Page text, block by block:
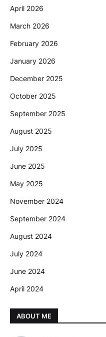
April 2026
March 2026
February 2026
January 2026
December 2025
October 2025
September 2025
August 2025
July 2025
June 2025
May 2025
November 2024
September 2024
August 2024
July 2024
June 2024
April 2024
ABOUT ME